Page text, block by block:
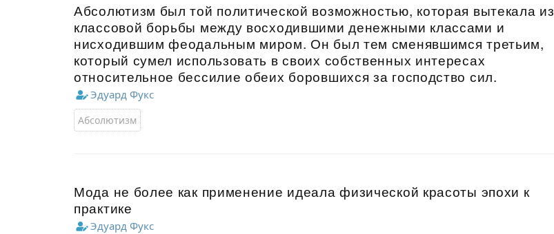
Абсолютизм был той политической возможностью, которая вытекала из
классовой борьбы между восходившими денежными классами и
нисходившим феодальным миром. Он был тем сменявшимся третьим,
который сумел использовать в своих собственных интересах
относительное бессилие обеих боровшихся за господство сил.
Эдуард Фукс
Абсолютизм
Мода не более как применение идеала физической красоты эпохи к
практике
Эдуард Фукс